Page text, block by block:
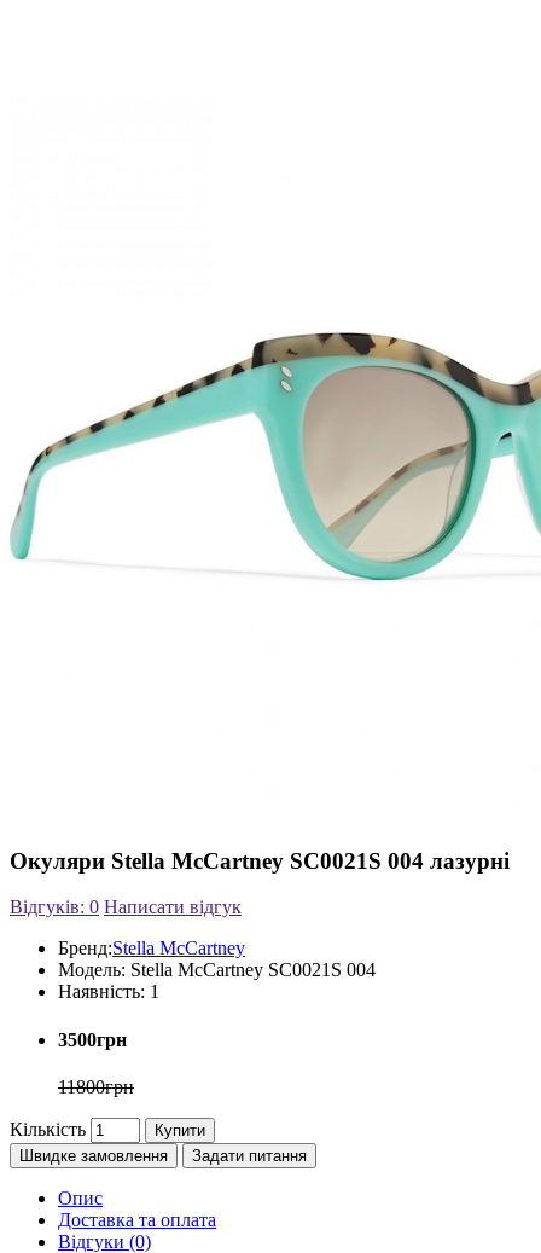
Окуляри Stella McCartney SC0021S 004 лазурні
Відгуків: 0 Написати відгук
Бренд:Stella McCartney
Модель: Stella McCartney SC0021S 004
Наявність: 1
3500грн
11800грн
Кількість
Купити
Швидке замовлення
Задати питання
Опис
Доставка та оплата
Відгуки (0)